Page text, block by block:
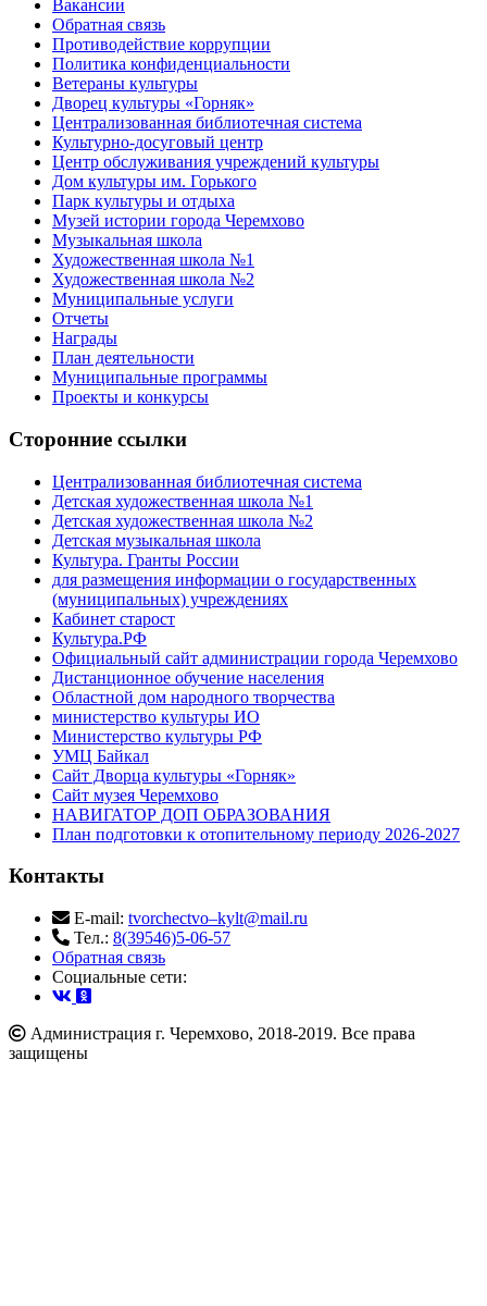
Вакансии
Обратная связь
Противодействие коррупции
Политика конфиденциальности
Ветераны культуры
Дворец культуры «Горняк»
Централизованная библиотечная система
Культурно-досуговый центр
Центр обслуживания учреждений культуры
Дом культуры им. Горького
Парк культуры и отдыха
Музей истории города Черемхово
Музыкальная школа
Художественная школа №1
Художественная школа №2
Муниципальные услуги
Отчеты
Награды
План деятельности
Муниципальные программы
Проекты и конкурсы
Сторонние ссылки
Централизованная библиотечная система
Детская художественная школа №1
Детская художественная школа №2
Детская музыкальная школа
Культура. Гранты России
для размещения информации о государственных
(муниципальных) учреждениях
Кабинет старост
Культура.РФ
Официальный сайт администрации города Черемхово
Дистанционное обучение населения
Областной дом народного творчества
министерство культуры ИО
Министерство культуры РФ
УМЦ Байкал
Сайт Дворца культуры «Горняк»
Сайт музея Черемхово
НАВИГАТОР ДОП ОБРАЗОВАНИЯ
План подготовки к отопительному периоду 2026-2027
Контакты
E-mail: tvorchectvo–kylt@mail.ru
Тел.: 8(39546)5-06-57
Обратная связь
Cоциальные сети:
Администрация г. Черемхово, 2018-2019. Все права
защищены